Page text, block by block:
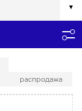
распродажа